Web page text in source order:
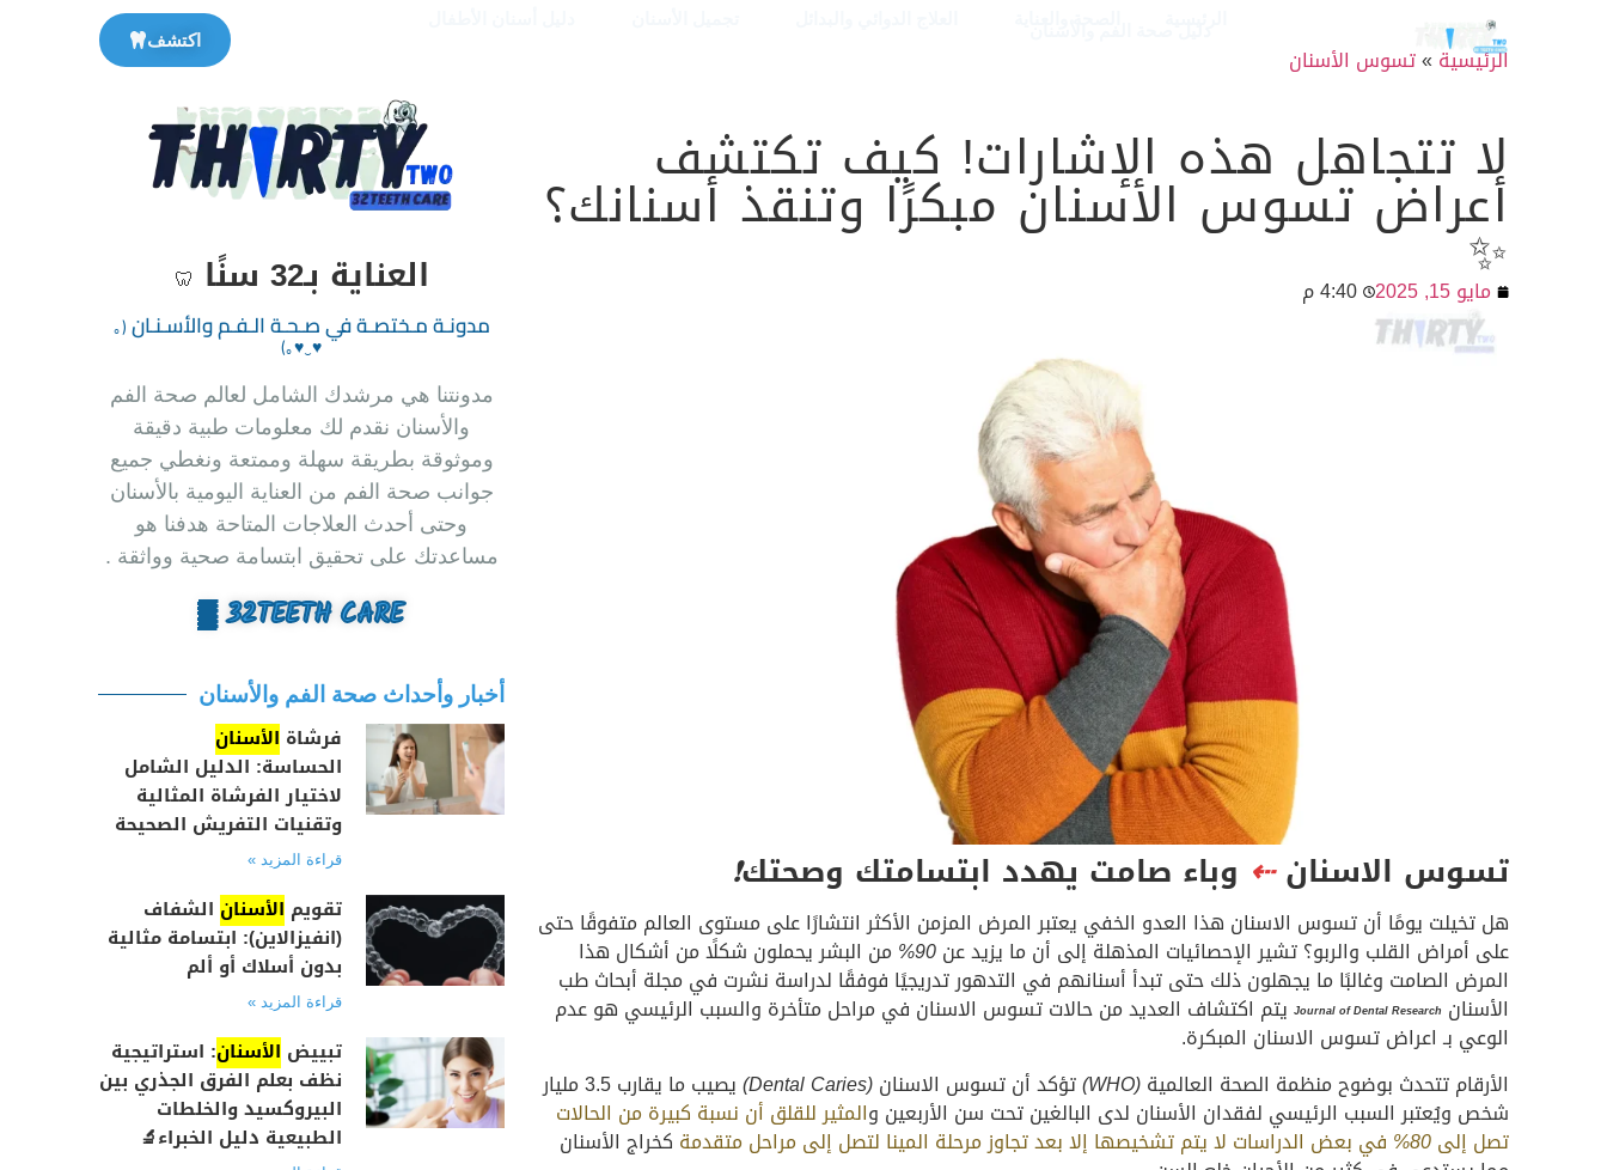
اكتشف
الرئيسية »تسوس الأسنان
لا تتجاهل هذه الإشارات! كيف تكتشف
أعراض تسوس الأسنان مبكرًا وتنقذ أسنانك؟
✨
مايو 15, 2025 4:40 م
تسوس الاسنان⇠ وباء صامت يهدد ابتسامتك وصحتك❗
هل تخيلت يومًا أن تسوس الاسنان هذا العدو الخفي يعتبر المرض المزمن الأكثر انتشارًا على مستوى العالم متفوقًا حتى
على أمراض القلب والربو؟ تشير الإحصائيات المذهلة إلى أن ما يزيد عن90% من البشر يحملون شكلًا من أشكال هذا
المرض الصامت وغالبًا ما يجهلون ذلك حتى تبدأ أسنانهم في التدهور تدريجيًا فوفقًا لدراسة نشرت في مجلة أبحاث طب
الأسنان Journal of Dental Research يتم اكتشاف العديد من حالات تسوس الاسنان في مراحل متأخرة والسبب الرئيسي هو عدم
الوعي بـ اعراض تسوس الاسنان المبكرة.
الأرقام تتحدث بوضوح منظمة الصحة العالمية(WHO) تؤكد أن تسوس الاسنان(Dental Caries) يصيب ما يقارب 3.5 مليار
شخص ويُعتبر السبب الرئيسي لفقدان الأسنان لدى البالغين تحت سن الأربعين والمثير للقلق أن نسبة كبيرة من الحالات
تصل إلى80% في بعض الدراسات لا يتم تشخيصها إلا بعد تجاوز مرحلة المينا لتصل إلى مراحل متقدمة كخراج الأسنان
العناية بـ32 سنًا 🦷
مدونـة مـختصـة في صـحـة الـفـم والأسـنـان‏(｡
♥‿♥｡)
مدونتنا هي مرشدك الشامل لعالم صحة الفم
والأسنان نقدم لك معلومات طبية دقيقة
وموثوقة بطريقة سهلة وممتعة ونغطي جميع
جوانب صحة الفم من العناية اليومية بالأسنان
وحتى أحدث العلاجات المتاحة هدفنا هو
مساعدتك على تحقيق ابتسامة صحية وواثقة .
32TEETH CARE ▒
أخبار وأحداث صحة الفم والأسنان
فرشاة الأسنان
الحساسة: الدليل الشامل
لاختيار الفرشاة المثالية
وتقنيات التفريش الصحيحة
قراءة المزيد »
تقويم الأسنان الشفاف
(انفيزالاين): ابتسامة مثالية
بدون أسلاك أو ألم
قراءة المزيد »
تبييض الأسنان: استراتيجية
نظف بعلم الفرق الجذري بين
البيروكسيد والخلطات
الطبيعية دليل الخبراء🔬